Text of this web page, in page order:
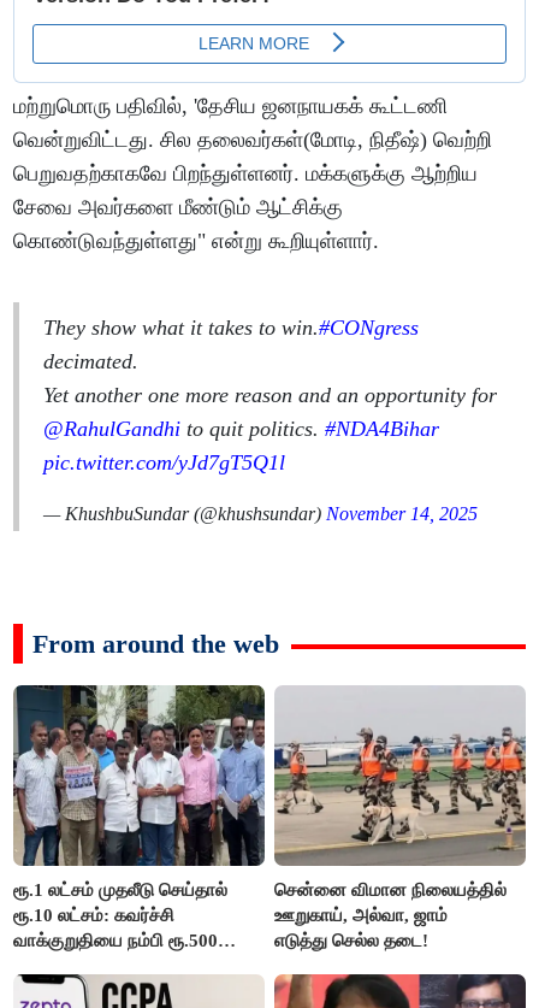
மற்றுமொரு பதிவில், 'தேசிய ஜனநாயகக் கூட்டணி
வென்றுவிட்டது. சில தலைவர்கள்(மோடி, நிதீஷ்) வெற்றி
பெறுவதற்காகவே பிறந்துள்ளனர். மக்களுக்கு ஆற்றிய
சேவை அவர்களை மீண்டும் ஆட்சிக்கு
கொண்டுவந்துள்ளது" என்று கூறியுள்ளார்.
They show what it takes to win.#CONgress
decimated.
Yet another one more reason and an opportunity for
@RahulGandhi to quit politics.#NDA4Bihar
pic.twitter.com/yJd7gT5Q1l
— KhushbuSundar (@khushsundar) November 14, 2025
From around the web
ரூ.1 லட்சம் முதலீடு செய்தால்
ரூ.10 லட்சம்: கவர்ச்சி
வாக்குறுதியை நம்பி ரூ.500
மக்கள்!
சென்னை விமான நிலையத்தில்
ஊறுகாய், அல்வா, ஜாம்
எடுத்து செல்ல தடை!